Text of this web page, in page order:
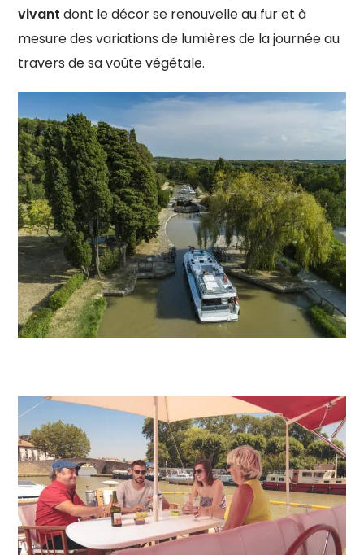
vivant dont le décor se renouvelle au fur et à
mesure des variations de lumières de la journée au
travers de sa voûte végétale.